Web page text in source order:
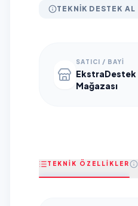
TEKNIK DESTEK AL
SATICI / BAYI
EkstraDestek
Mağazası
TEKNİK ÖZELLİKLER